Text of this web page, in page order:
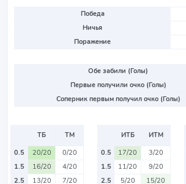
Победа
Ничья
Поражение
Обе забили (Голы)
Первые получили очко (Голы)
Соперник первым получил очко (Голы)
ТБ
ТМ
0.5
20/20
0/20
1.5
16/20
4/20
2.5
13/20
7/20
ИТБ
ИТМ
0.5
17/20
3/20
1.5
11/20
9/20
2.5
5/20
15/20